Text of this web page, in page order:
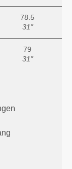
78.5
31"
79
31"